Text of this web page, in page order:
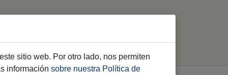
sitio web. Por otro lado, nos permiten
información sobre nuestra Política de